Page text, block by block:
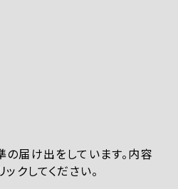
届け出をしています。内容
クしてください。